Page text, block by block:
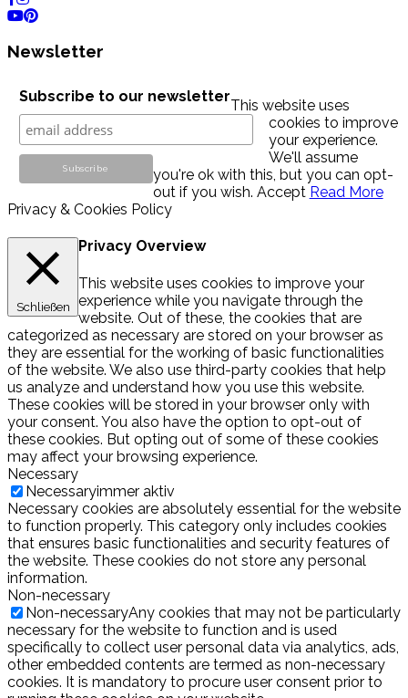
Newsletter
Subscribe to our newsletter
This website uses
cookies to improve
your experience.
We'll assume
you're ok with this, but you can opt-
out if you wish. Accept Read More
Privacy & Cookies Policy
Schließen
Privacy Overview
This website uses cookies to improve your
experience while you navigate through the
website. Out of these, the cookies that are
categorized as necessary are stored on your browser as
they are essential for the working of basic functionalities
of the website. We also use third-party cookies that help
us analyze and understand how you use this website.
These cookies will be stored in your browser only with
your consent. You also have the option to opt-out of
these cookies. But opting out of some of these cookies
may affect your browsing experience.
Necessary
Necessaryimmer aktiv
Necessary cookies are absolutely essential for the website
to function properly. This category only includes cookies
that ensures basic functionalities and security features of
the website. These cookies do not store any personal
information.
Non-necessary
Non-necessaryAny cookies that may not be particularly
necessary for the website to function and is used
specifically to collect user personal data via analytics, ads,
other embedded contents are termed as non-necessary
cookies. It is mandatory to procure user consent prior to